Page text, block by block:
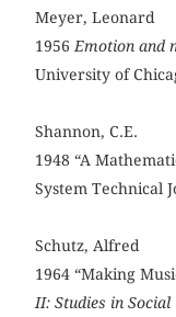
Meyer, Leonard
1956 Emotion and
University of
Shannon, C.E.
1948 “A
System Technical
Schutz, Alfred
1964 “Making
II: Studies in Social